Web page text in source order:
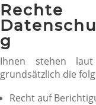
g
Ihnen stehen
grundsätzlich die
Recht auf